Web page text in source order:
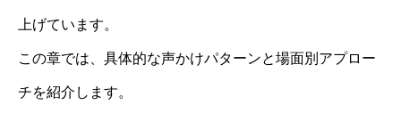
上げています。
この章では、具体的な声かけパターンと場面別アプロー
チを紹介します。